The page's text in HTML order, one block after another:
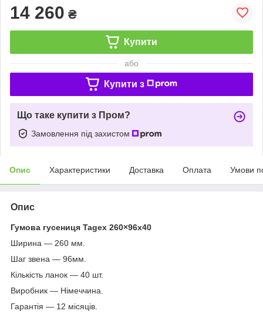
14 260 ₴
Купити
або
Купити з
Що таке купити з Пром?
Замовлення під захистом
Опис Характеристики Доставка Оплата Умови
Опис
Гумова гусениця Tagex 260×96х40
Ширина — 260 мм.
Шаг звена — 96мм.
Кількість ланок — 40 шт.
Виробник — Німеччина.
Гарантія — 12 місяців.